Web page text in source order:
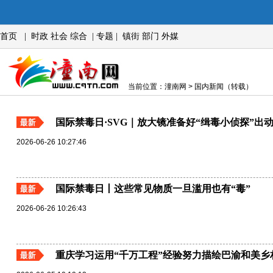
首页 时政 社会 综合 专题 镇街 部门 外媒
当前位置：潼南网 > 国内新闻（转载）
国际禁毒日·SVG｜放大镜准备好“缉毒小侦探”出
2026-06-26 10:27:46
国际禁毒日丨这些常见物质一旦滥用也有“毒”​
2026-06-26 10:26:43
重庆学习运用“千万工程”经验努力描绘巴渝和美乡